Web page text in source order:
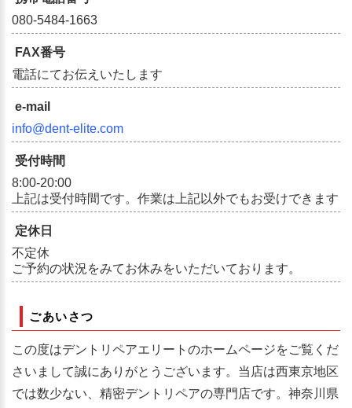
080-5484-1663
FAX番号
電話にてお伝えいたします
e-mail
info@dent-elite.com
受付時間
8:00-20:00
上記は受付時間です。作業は上記以外でもお受けできます
定休日
不定休
ご予約の状況をみてお休みをいただいております。
ごあいさつ
この度はデントリペアエリートのホームページをご覧くだ
さいまして誠にありがとうございます。当店は西東京地区
では数少ない、精密デントリペアの専門店です。神奈川県